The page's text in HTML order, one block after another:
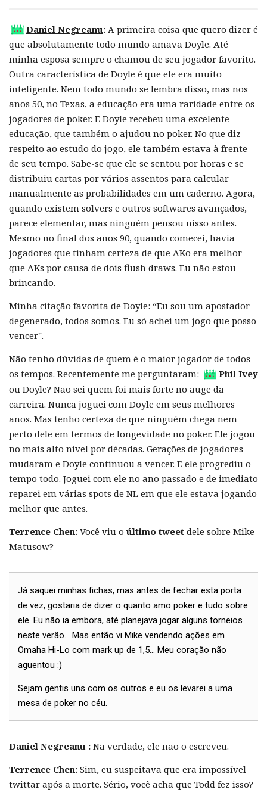
Daniel Negreanu: A primeira coisa que quero dizer é
que absolutamente todo mundo amava Doyle. Até
minha esposa sempre o chamou de seu jogador favorito.
Outra característica de Doyle é que ele era muito
inteligente. Nem todo mundo se lembra disso, mas nos
anos 50, no Texas, a educação era uma raridade entre os
jogadores de poker. E Doyle recebeu uma excelente
educação, que também o ajudou no poker. No que diz
respeito ao estudo do jogo, ele também estava à frente
de seu tempo. Sabe-se que ele se sentou por horas e se
distribuiu cartas por vários assentos para calcular
manualmente as probabilidades em um caderno. Agora,
quando existem solvers e outros softwares avançados,
parece elementar, mas ninguém pensou nisso antes.
Mesmo no final dos anos 90, quando comecei, havia
jogadores que tinham certeza de que AKo era melhor
que AKs por causa de dois flush draws. Eu não estou
brincando.
Minha citação favorita de Doyle: “Eu sou um apostador
degenerado, todos somos. Eu só achei um jogo que posso
vencer".
Não tenho dúvidas de quem é o maior jogador de todos
os tempos. Recentemente me perguntaram:
Phil Ivey
ou Doyle? Não sei quem foi mais forte no auge da
carreira. Nunca joguei com Doyle em seus melhores
anos. Mas tenho certeza de que ninguém chega nem
perto dele em termos de longevidade no poker. Ele jogou
no mais alto nível por décadas. Gerações de jogadores
mudaram e Doyle continuou a vencer. E ele progrediu o
tempo todo. Joguei com ele no ano passado e de imediato
reparei em várias spots de NL em que ele estava jogando
melhor que antes.
Terrence Chen: Você viu o último tweet dele sobre Mike
Matusow?
Já saquei minhas fichas, mas antes de fechar esta porta
de vez, gostaria de dizer o quanto amo poker e tudo sobre
ele. Eu não ia embora, até planejava jogar alguns torneios
neste verão... Mas então vi Mike vendendo ações em
Omaha Hi-Lo com mark up de 1,5... Meu coração não
aguentou :)
Sejam gentis uns com os outros e eu os levarei a uma
mesa de poker no céu.
Daniel Negreanu : Na verdade, ele não o escreveu.
Terrence Chen: Sim, eu suspeitava que era impossível
twittar após a morte. Sério, você acha que Todd fez isso?